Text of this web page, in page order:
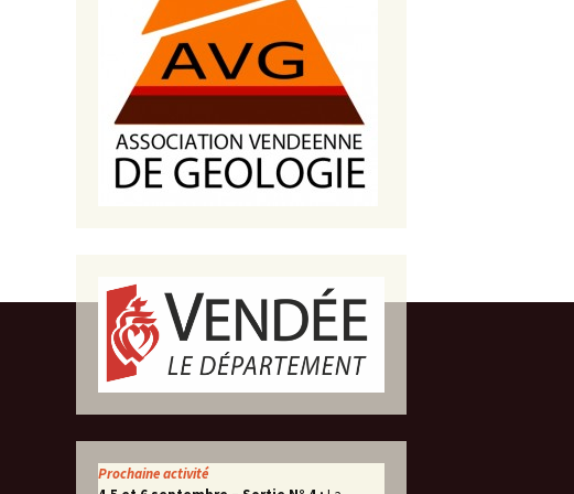
Lames minces de roches
Paysages, affleurements
Photos de groupes
Prochaine activité